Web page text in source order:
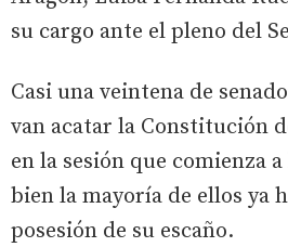
su cargo ante el pleno del
Casi una veintena de
van acatar la Constitución
en la sesión que comienza
bien la mayoría de ellos ya
posesión de su escaño.